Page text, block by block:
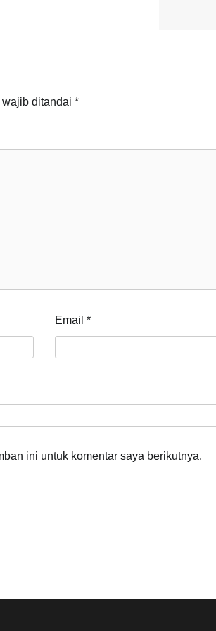
wajib ditandai *
Email*
ini untuk komentar saya berikutnya.